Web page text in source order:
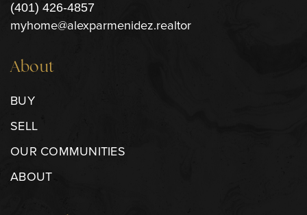
(401) 426-4857
myhome@alexparmenidez.realtor
About
BUY
SELL
OUR COMMUNITIES
ABOUT